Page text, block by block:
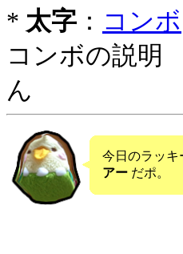
* 太字 ： コンボ
コンボの説明
ん
今日のラッキ
アー だポ。